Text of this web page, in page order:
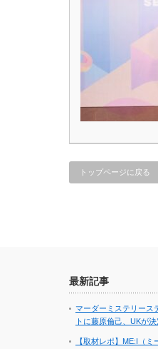
トップページに戻る
最新記事
マーダーミステリー
トに藤原倫己、UKが決
【取材レポ】ME:I（